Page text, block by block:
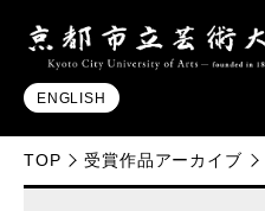
ENGLISH
TOP 受賞作品アーカイブ